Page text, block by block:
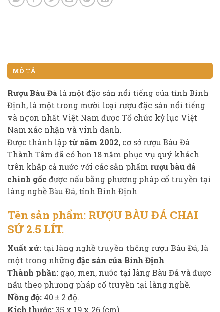
MÔ TẢ
Rượu Bàu Đá là một đặc sản nổi tiếng của tỉnh Bình
Định, là một trong mười loại rượu đặc sản nổi tiếng
và ngon nhất Việt Nam được Tổ chức kỷ lục Việt
Nam xác nhận và vinh danh.
Được thành lập từ năm 2002, cơ sở rượu Bàu Đá
Thành Tâm đã có hơn 18 năm phục vụ quý khách
trên khắp cả nước với các sản phẩm rượu bàu đá
chính gốc được nấu bằng phương pháp cổ truyền tại
làng nghề Bàu Đá, tỉnh Bình Định.
Tên sản phẩm: RƯỢU BÀU ĐÁ CHAI
SỨ 2.5 LÍT.
Xuất xứ: tại làng nghề truyền thống rượu Bàu Đá, là
một trong nhữngđặc sản của Bình Định.
Thành phần: gạo, men, nước tại làng Bàu Đá và được
nấu theo phương pháp cổ truyền tại làng nghề.
Nồng độ: 40 ± 2 độ.
Kích thước: 35 x 19 x 26 (cm).